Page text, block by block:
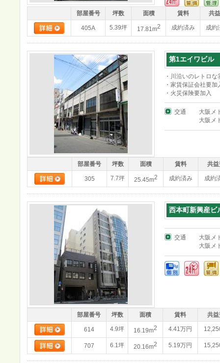
部屋番号 坪数 面積 賃料 共
405A 5.39坪 17.81m2 成約済み 成約
第1エイワビル
・川沿いのレトロ
・家賃保証会社要加
・火災保険要加入
交通
大阪メ
大阪メ
部屋番号 坪数 面積 賃料 共益
305 7.7坪 25.45m2 成約済み 成約
西本町新興産ビ
交通
大阪メ
大阪メ
部屋番号 坪数 面積 賃料 共益
614 4.9坪 16.19m2 4.41万円
707 6.1坪 20.16m2 5.19万円